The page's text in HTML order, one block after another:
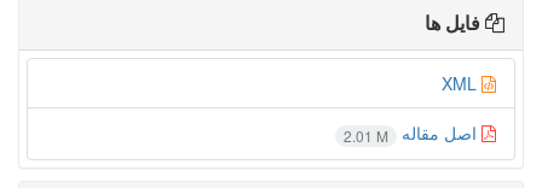
فایل ها
اصل مقاله 2.01 M